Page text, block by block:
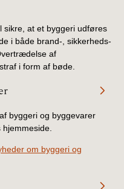
sikre, at et byggeri udføres
i både brand-, sikkerheds-
af
i form af bøde.
byggeri og byggevarer
om byggeri og